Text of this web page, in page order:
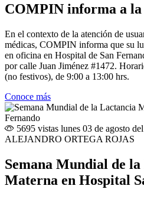
COMPIN informa a la
En el contexto de la atención de
médicas, COMPIN informa que su
en oficina en Hospital de San
por calle Juan Jiménez #1472.
(no festivos), de 9:00 a 13:00 hrs.
Conoce más
5695 vistas lunes 03 de agosto
ALEJANDRO ORTEGA ROJAS
Semana Mundial de
Materna en Hospital